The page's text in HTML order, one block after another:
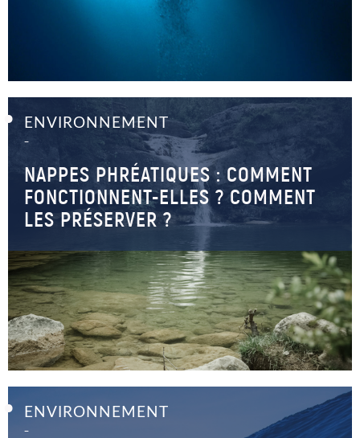
ENVIRONNEMENT
–
NAPPES PHRÉATIQUES : COMMENT
FONCTIONNENT-ELLES ? COMMENT
LES PRÉSERVER ?
ENVIRONNEMENT
–